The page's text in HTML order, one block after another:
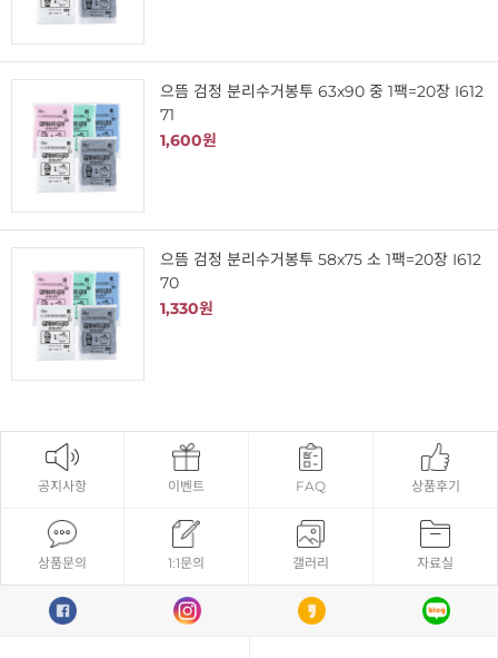
으뜸 검정 분리수거봉투 63x90 중 1팩=20장 I612
71
1,600원
으뜸 검정 분리수거봉투 58x75 소 1팩=20장 I612
70
1,330원
공지사항 이벤트 FAQ 상품후기
상품문의 1:1문의 갤러리 자료실